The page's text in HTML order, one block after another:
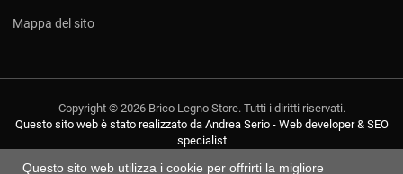
Questo sito web utilizza i cookie per offrirti la migliore
Mappa del sito
Copyright © 2026 Brico Legno Store. Tutti i diritti riservati.
Questo sito web è stato realizzato da Andrea Serio - Web developer & SEO
specialist